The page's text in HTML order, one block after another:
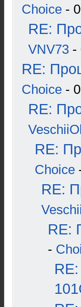
Choice -
RE:
VNV73 -
RE:
Choice -
RE:
RE:
Choice
RE:
RE:
-